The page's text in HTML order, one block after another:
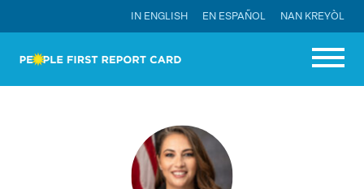
IN ENGLISH EN ESPAÑOL NAN KREYÒL